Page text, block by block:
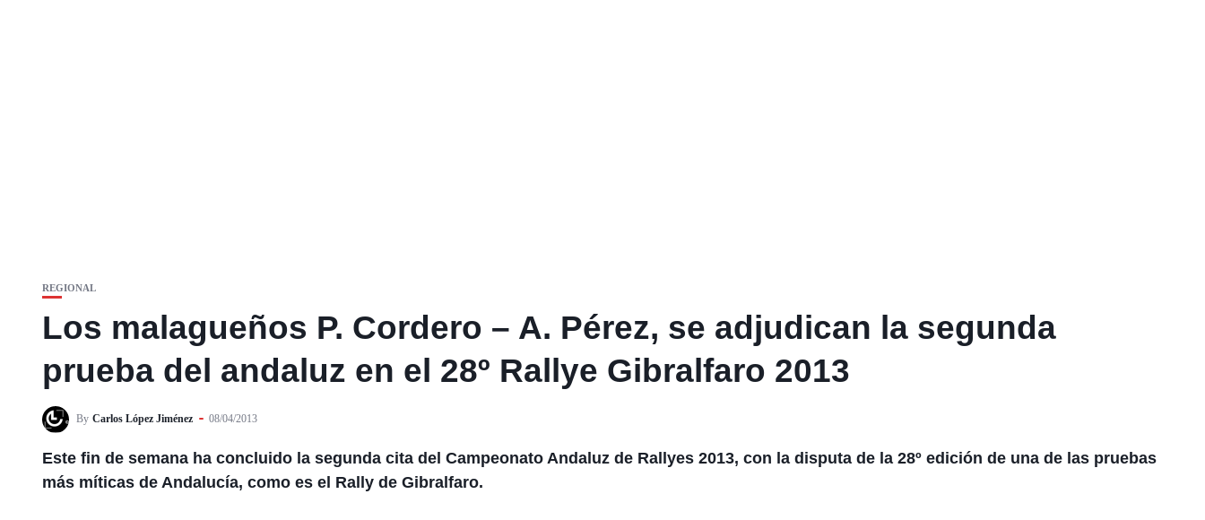
REGIONAL
Los malagueños P. Cordero – A. Pérez, se adjudican la segunda
prueba del andaluz en el 28º Rallye Gibralfaro 2013
By Carlos López Jiménez 08/04/2013
Este fin de semana ha concluido la segunda cita del Campeonato Andaluz de Rallyes 2013, con la disputa de la 28º edición de una de las pruebas
más míticas de Andalucía, como es el Rally de Gibralfaro.